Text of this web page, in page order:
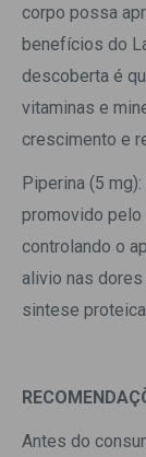
corpo possa
benefícios do
descoberta é
vitaminas e
crescimento e
Piperina (5
promovido pelo
controlando o
alivio nas
sintese proteica.
Antes do